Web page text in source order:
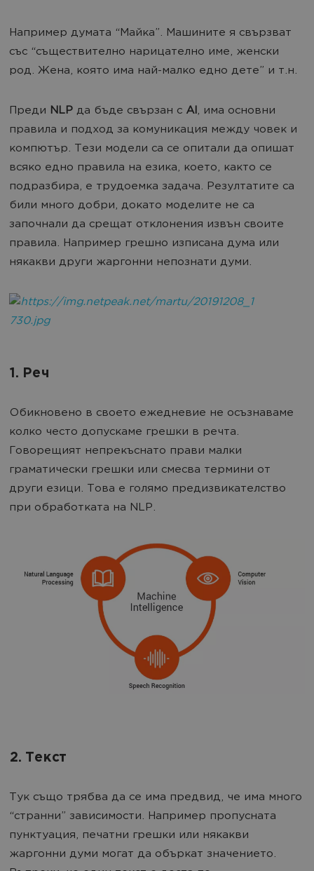
Например думата “Майка”. Машините я свързват
със “съществително нарицателно име, женски
род. Жена, която има най-малко едно дете” и т.н.
Преди NLP да бъде свързан с AI, има основни
правила и подход за комуникация между човек и
компютър. Тези модели са се опитали да опишат
всяко едно правила на езика, което, както се
подразбира, е трудоемка задача. Резултатите са
били много добри, докато моделите не са
започнали да срещат отклонения извън своите
правила. Например грешно изписана дума или
някакви други жаргонни непознати думи.
1. Реч
Обикновено в своето ежедневие не осъзнаваме
колко често допускаме грешки в речта.
Говорещият непрекъснато прави малки
граматически грешки или смесва термини от
други езици. Това е голямо предизвикателство
при обработката на NLP.
2. Текст
Тук също трябва да се има предвид, че има много
“странни” зависимости. Например пропусната
пунктуация, печатни грешки или някакви
жаргонни думи могат да объркат значението.